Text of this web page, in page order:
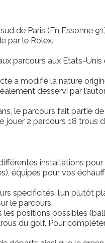
de Paris (En Essonne
par le Rolex.
parcours aux Etats-
a modifié la nature
desservi par
le parcours fait partie
2 parcours 18 trous
installations pour
équipés pour vos
spécificités, l’un
le parcours.
positions possibles
du golf. Pour